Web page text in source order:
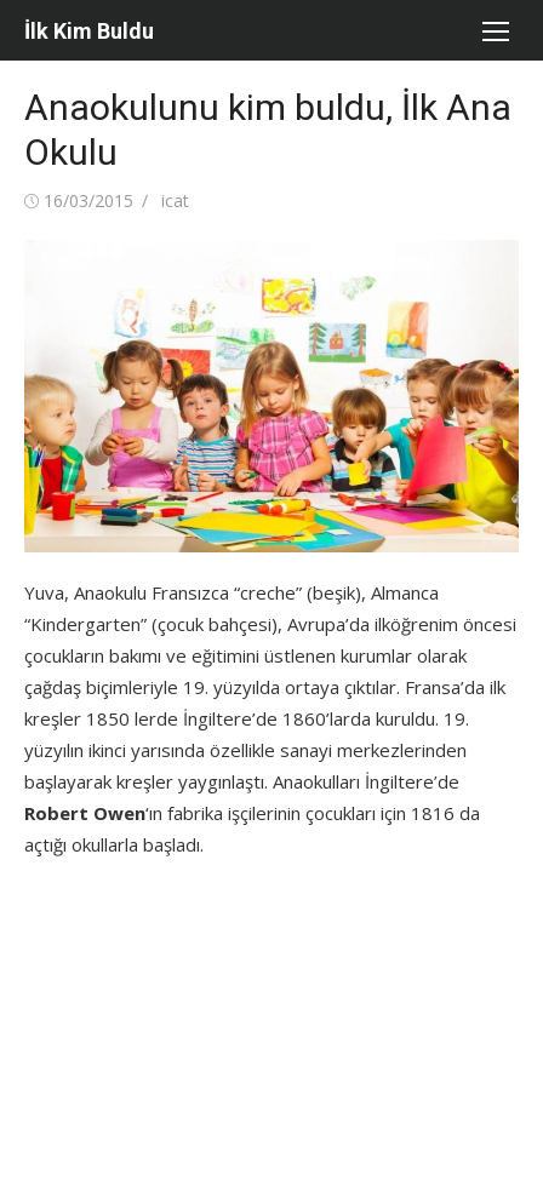
Skip
İlk Kim Buldu
Anaokulunu kim buldu, İlk Ana
Okulu
Posted
16/03/2015 Author
icat
Yuva, Anaokulu Fransızca “creche” (beşik), Almanca
“Kindergarten” (çocuk bahçesi), Avrupa’da ilköğrenim öncesi
çocukların bakımı ve eğitimini üstlenen kurumlar olarak
çağdaş biçimleriyle 19. yüzyılda ortaya çıktılar. Fransa’da ilk
kreşler 1850 lerde İngiltere’de 1860’larda kuruldu. 19.
yüzyılın ikinci yarısında özellikle sanayi merkezlerinden
başlayarak kreşler yaygınlaştı. Anaokulları İngiltere’de
Robert Owen‘ın fabrika işçilerinin çocukları için 1816 da
açtığı okullarla başladı.